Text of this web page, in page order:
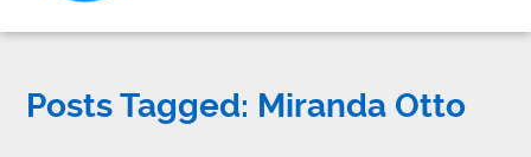
Posts Tagged: Miranda Otto